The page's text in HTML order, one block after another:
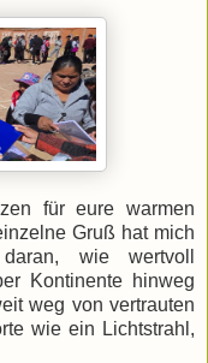
für eure warmen
Gruß hat mich
wie wertvoll
Kontinente hinweg
weg von vertrauten
wie ein Lichtstrahl,